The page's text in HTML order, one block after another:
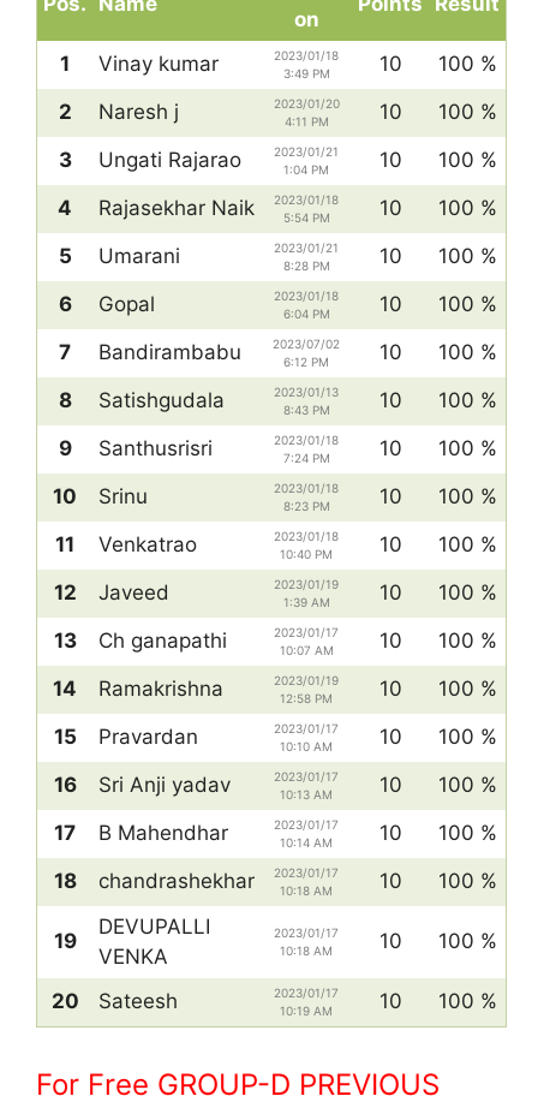
on
1 Vinay kumar
2023/01/18
3:49 PM
10
100 %
2
Naresh j
2023/01/20
4:11 PM
10
100 %
3
Ungati Rajarao
2023/01/21
1:04 PM
10
100 %
4
Rajasekhar Naik
2023/01/18
5:54 PM
10
100 %
5
Umarani
2023/01/21
8:28 PM
10
100 %
6
Gopal
2023/01/18
6:04 PM
10
100 %
7
Bandirambabu
2023/07/02
6:12 PM
10
100 %
8
Satishgudala
2023/01/13
8:43 PM
10
100 %
9
Santhusrisri
2023/01/18
7:24 PM
10
100 %
10
Srinu
2023/01/18
8:23 PM
10
100 %
11
Venkatrao
2023/01/18
10:40 PM
10
100 %
12
Javeed
2023/01/19
1:39 AM
10
100 %
13
Ch ganapathi
2023/01/17
10:07 AM
10
100 %
14
Ramakrishna
2023/01/19
12:58 PM
10
100 %
15
Pravardan
2023/01/17
10:10 AM
10
100 %
16
Sri Anji yadav
2023/01/17
10:13 AM
10
100 %
17
B Mahendhar
2023/01/17
10:14 AM
10
100 %
18
chandrashekhar
2023/01/17
10:18 AM
10 100 %
19
DEVUPALLI
VENKA
2023/01/17
10:18 AM
10 100 %
20 Sateesh
2023/01/17
10:19 AM
10 100 %
For Free GROUP-D PREVIOUS